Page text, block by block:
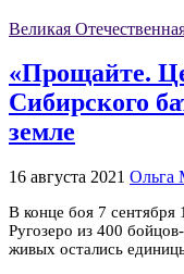
Великая
«Прощайте.
Сибирского
земле
16 августа 2021 Ольга
В конце боя 7 сентября
Ругозеро из 400
живых остались